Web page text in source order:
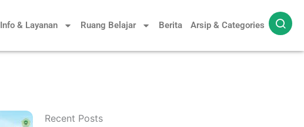
Info & Layanan Ruang Belajar Berita Arsip & Categories
Recent Posts